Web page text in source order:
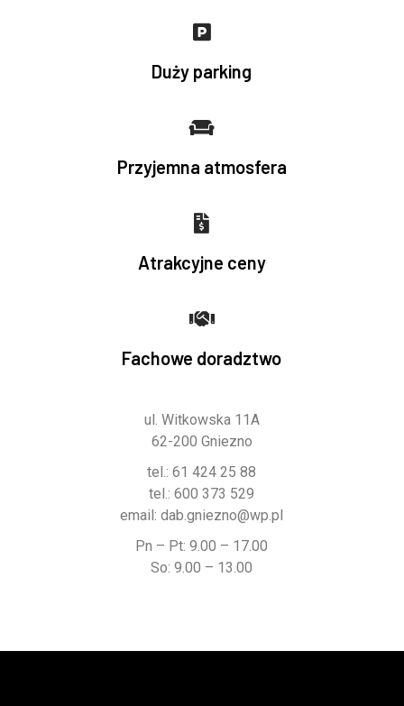
Duży parking
Przyjemna atmosfera
Atrakcyjne ceny
Fachowe doradztwo
ul. Witkowska 11A
62-200 Gniezno
tel.:61 424 25 88
tel.:600 373 529
email:dab.gniezno@wp.pl
Pn – Pt: 9.00 – 17.00
So: 9.00 – 13.00